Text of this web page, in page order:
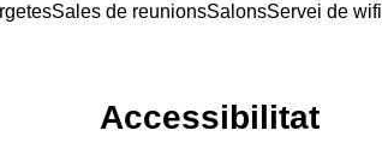
Sales de reunionsSalonsServei de wifi
Accessibilitat